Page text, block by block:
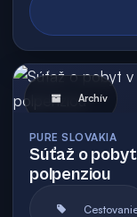
Archív
PURE SLOVAKIA
Súťaž o
polpenziou